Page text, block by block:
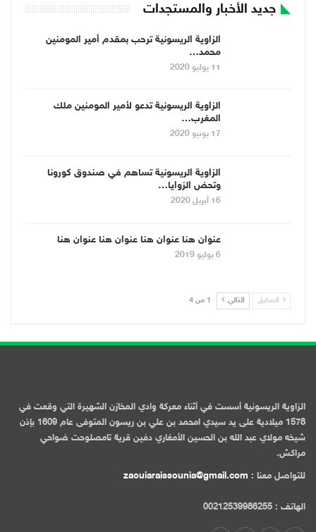
جديد الأخبار والمستجدات
الزاوية الريسونية ترحب بمقدم أمير المومنين
محمد…
11 يوليو 2020
الزاوية الريسونية تدعو لأمير المومنين ملك
المغرب…
17 يونيو 2020
الزاوية الريسونية تساهم في صندوق كورونا
وتحض الزوايا…
16 أبريل 2020
عنوان هنا عنوان هنا عنوان هنا عنوان هنا
6 يوليو 2019
السابق التالي 1 من 4
الزاوية الريسونية أسست في أثناء معركة وادي المخازن الشهيرة التي وقعت في
1578 ميلادية على يد سيدي امحمد بن علي بن ريسون المتوفى عام 1609 بإذن
شيخه مولاي عبد الله بن الحسين الأمغاري دفين قرية تامصلوحت ضواحي
مراكش.
للتواصل معنا : zaouiaraissounia@gmail.com
الهاتف : 00212539986255